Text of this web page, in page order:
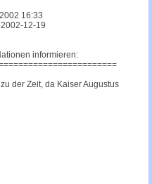
16:33
12-19
informieren:
der Zeit, da Kaiser Augustus